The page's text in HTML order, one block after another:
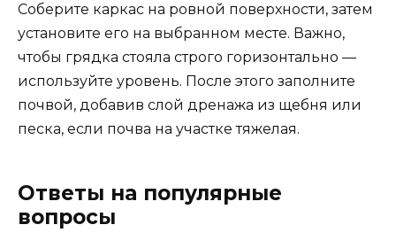
Соберите каркас на ровной поверхности, затем
установите его на выбранном месте. Важно,
чтобы грядка стояла строго горизонтально —
используйте уровень. После этого заполните
почвой, добавив слой дренажа из щебня или
песка, если почва на участке тяжелая.
Ответы на популярные
вопросы